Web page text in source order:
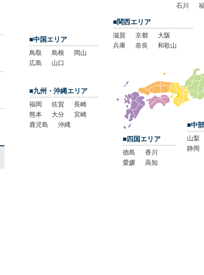
石川
■中
山梨
静岡
■関西エリア
滋賀 京都
大阪
兵庫
奈良 和歌山
■中国エリア
鳥取 島根
岡山
広島
山口
■四国エリア
徳島
香川
愛媛
高知
■九州・沖縄エリア
福岡 佐賀
長崎
熊本
大分
宮崎
鹿児島
沖縄